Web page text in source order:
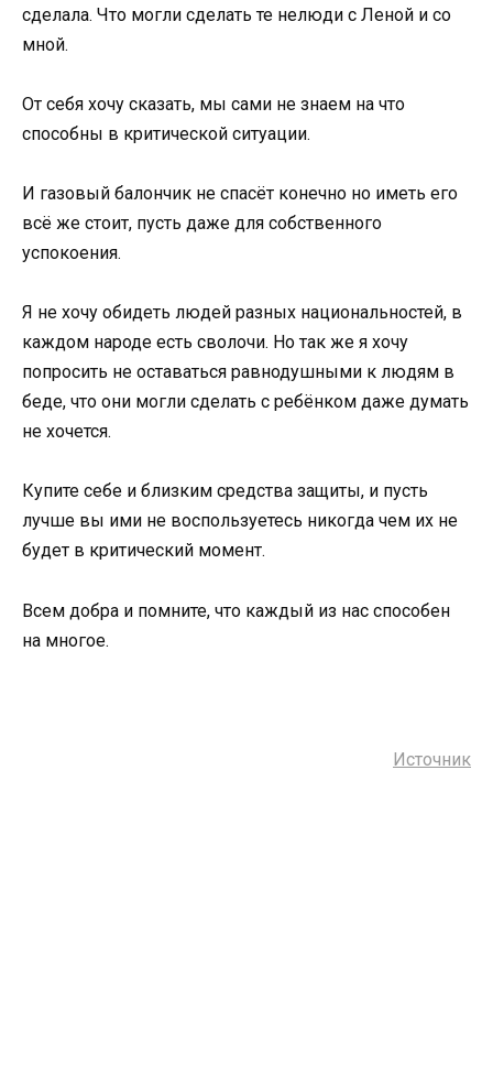
сделала. Что могли сделать те нелюди с Леной и со
мной.
От себя хочу сказать, мы сами не знаем на что
способны в критической ситуации.
И газовый балончик не спасёт конечно но иметь его
всё же стоит, пусть даже для собственного
успокоения.
Я не хочу обидеть людей разных национальностей, в
каждом народе есть сволочи. Но так же я хочу
попросить не оставаться равнодушными к людям в
беде, что они могли сделать с ребёнком даже думать
не хочется.
Купите себе и близким средства защиты, и пусть
лучше вы ими не воспользуетесь никогда чем их не
будет в критический момент.
Всем добра и помните, что каждый из нас способен
на многое.
Источник